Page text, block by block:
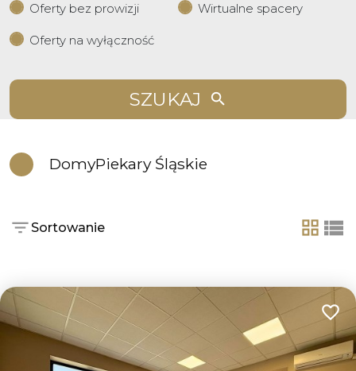
Oferty bez prowizji Wirtualne spacery
Oferty na wyłączność
SZUKAJ
DomyPiekary Śląskie
Sortowanie
tabela